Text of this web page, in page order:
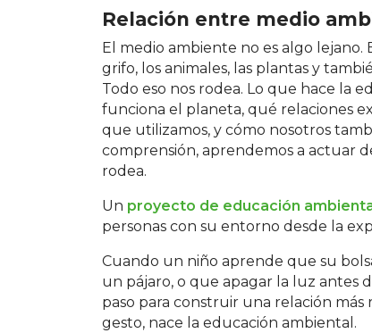
Relación entre medio
El medio ambiente no es algo lejano.
grifo, los animales, las plantas y
Todo eso nos rodea. Lo que hace la
funciona el planeta, qué relaciones
que utilizamos, y cómo nosotros
comprensión, aprendemos a actuar
rodea.
Un proyecto de educación
personas con su entorno desde la
Cuando un niño aprende que su
un pájaro, o que apagar la luz antes
paso para construir una relación
gesto, nace la educación ambiental.